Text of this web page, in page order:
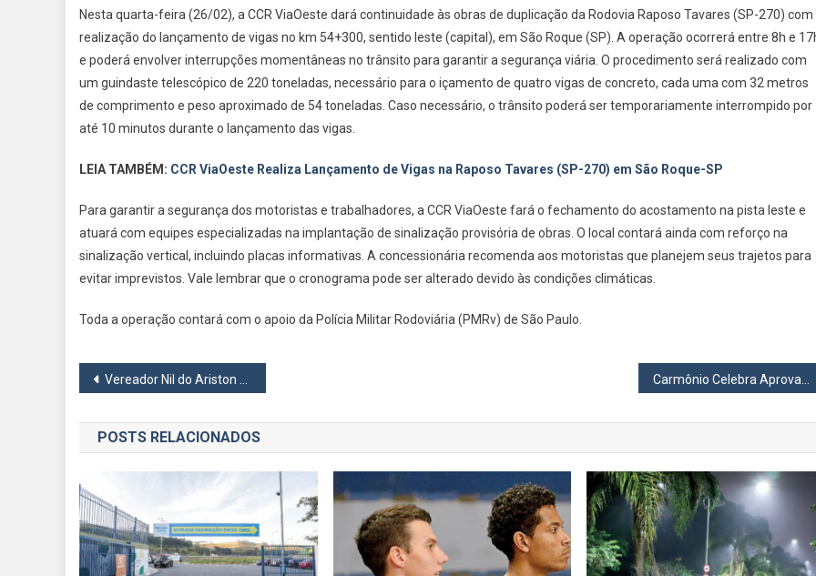
Lançamento
De
Vigas
Na
Raposo
270)
São
Roque-
SP
Nesta quarta-feira (26/02), a CCR ViaOeste dará continuidade às obras de duplicação da Rodovia Raposo Tavares (SP-270) com
realização do lançamento de vigas no km 54+300, sentido leste (capital), em São Roque (SP). A operação ocorrerá entre 8h e
e poderá envolver interrupções momentâneas no trânsito para garantir a segurança viária. O procedimento será realizado com
um guindaste telescópico de 220 toneladas, necessário para o içamento de quatro vigas de concreto, cada uma com 32 metros
de comprimento e peso aproximado de 54 toneladas. Caso necessário, o trânsito poderá ser temporariamente interrompido por
até 10 minutos durante o lançamento das vigas.
LEIA TAMBÉM: CCR ViaOeste Realiza Lançamento de Vigas na Raposo Tavares (SP-270) em São Roque-SP
Para garantir a segurança dos motoristas e trabalhadores, a CCR ViaOeste fará o fechamento do acostamento na pista leste e
atuará com equipes especializadas na implantação de sinalização provisória de obras. O local contará ainda com reforço na
sinalização vertical, incluindo placas informativas. A concessionária recomenda aos motoristas que planejem seus trajetos para
evitar imprevistos. Vale lembrar que o cronograma pode ser alterado devido às condições climáticas.
Toda a operação contará com o apoio da Polícia Militar Rodoviária (PMRv) de São Paulo.
Navegação
de
Post
Vereador Nil do Ariston Solicita Reforma Urgente no 1° Distrito Policial de Carapicuíba
POSTS RELACIONADOS